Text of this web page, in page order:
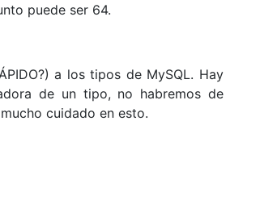
puede ser 64.
a los tipos de MySQL. Hay
de un tipo, no habremos de
cuidado en esto.